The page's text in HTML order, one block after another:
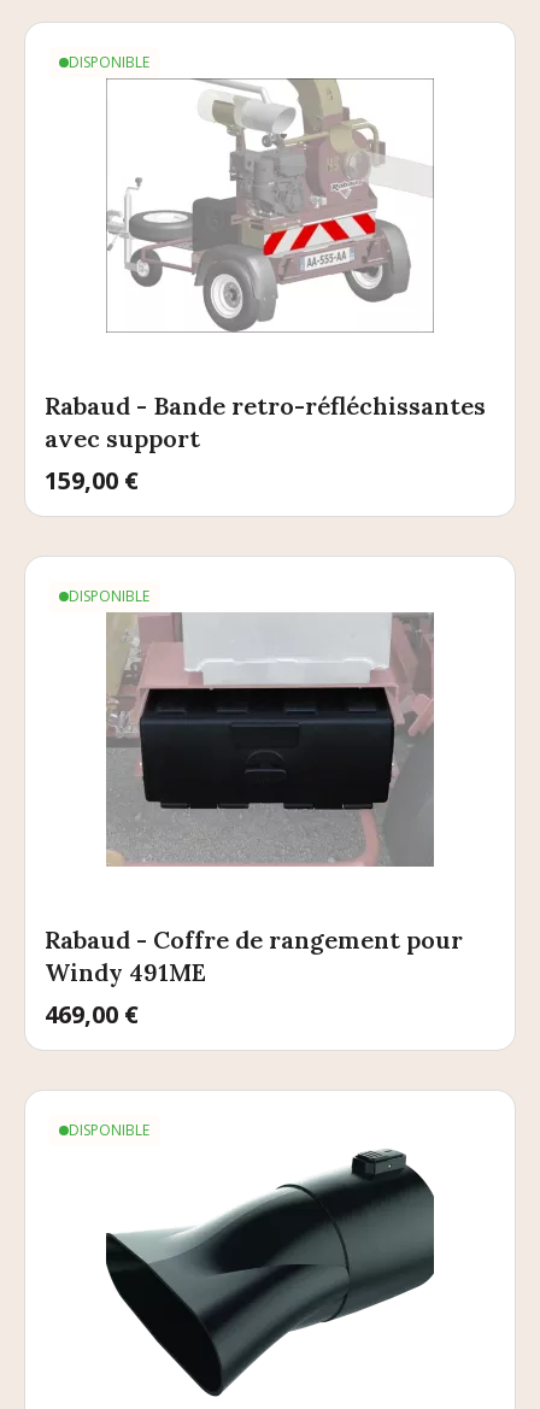
DISPONIBLE
Rabaud - Bande retro-réfléchissantes
avec support
Prix
159,00 €
DISPONIBLE
Rabaud - Coffre de rangement pour
Windy 491ME
Prix
469,00 €
DISPONIBLE